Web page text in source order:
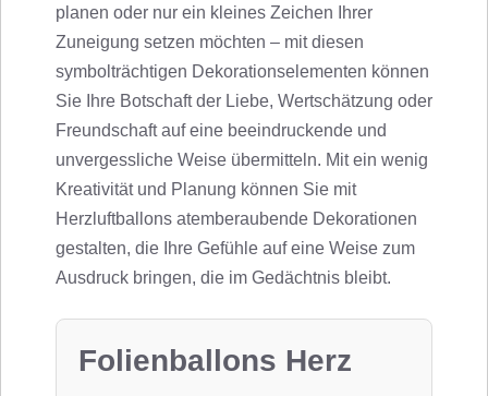
planen oder nur ein kleines Zeichen Ihrer
Zuneigung setzen möchten – mit diesen
symbolträchtigen Dekorationselementen können
Sie Ihre Botschaft der Liebe, Wertschätzung oder
Freundschaft auf eine beeindruckende und
unvergessliche Weise übermitteln. Mit ein wenig
Kreativität und Planung können Sie mit
Herzluftballons atemberaubende Dekorationen
gestalten, die Ihre Gefühle auf eine Weise zum
Ausdruck bringen, die im Gedächtnis bleibt.
Folienballons Herz